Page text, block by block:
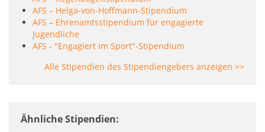
AFS – Helga-von-Hoffmann-Stipendium
AFS – Ehrenamtsstipendium für engagierte
Jugendliche
AFS - "Engagiert im Sport"-Stipendium
Alle Stipendien des Stipendiengebers anzeigen >>
Ähnliche Stipendien